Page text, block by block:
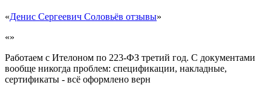
«Денис Сергеевич Соловьёв отзывы»
«»
Работаем с Ителоном по 223-ФЗ третий год. С документами
вообще никогда проблем: спецификации, накладные,
сертификаты - всё оформлено верн